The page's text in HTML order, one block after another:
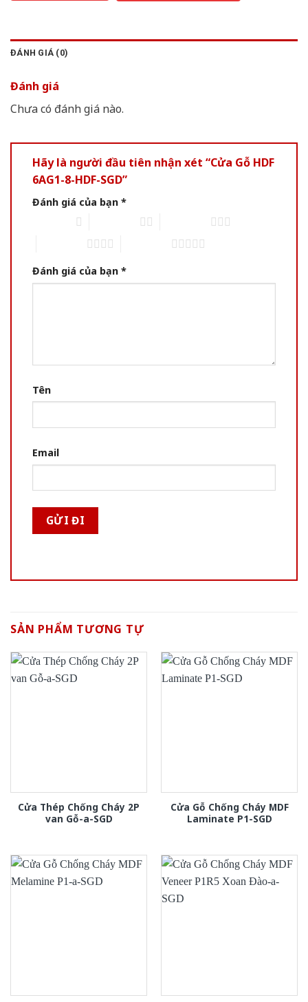
ĐÁNH GIÁ (0)
Đánh giá
Chưa có đánh giá nào.
Hãy là người đầu tiên nhận xét “Cửa Gỗ HDF
6AG1-8-HDF-SGD”
Đánh giá của bạn *
Đánh giá của bạn *
Tên
Email
SẢN PHẨM TƯƠNG TỰ
Cửa Thép Chống Cháy 2P
van Gỗ-a-SGD
Cửa Gỗ Chống Cháy MDF
Laminate P1-SGD